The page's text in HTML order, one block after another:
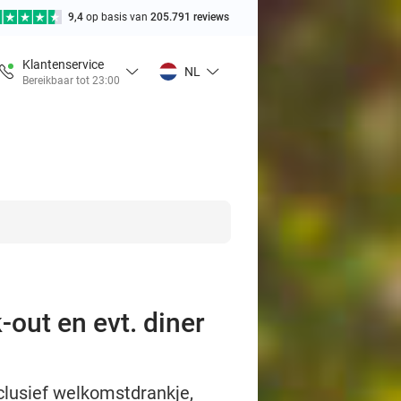
9,4 op basis van 205.791 reviews
Klantenservice
Bereikbaar tot 23:00
NL
out en evt. diner
welkomstdrankje,